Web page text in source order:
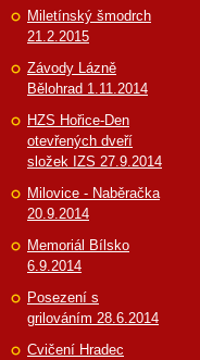
Miletínský šmodrch
21.2.2015
Závody Lázně
Bělohrad 1.11.2014
HZS Hořice-Den
otevřených dveří
složek IZS 27.9.2014
Milovice - Naběračka
20.9.2014
Memoriál Bílsko
6.9.2014
Posezení s
grilováním 28.6.2014
Cvičení Hradec